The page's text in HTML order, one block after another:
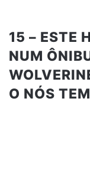
15 – ESTE
NUM
O NÓS